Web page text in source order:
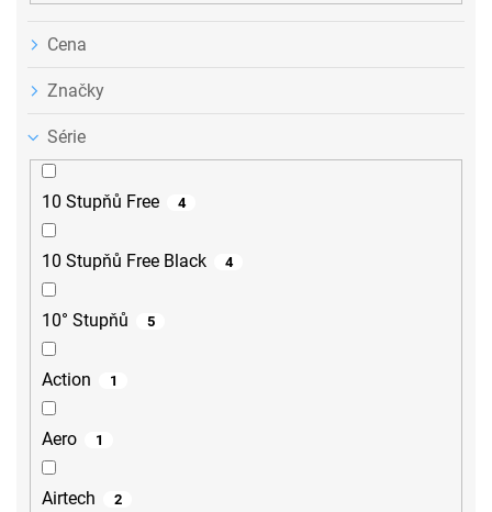
Cena
Značky
Série
10 Stupňů Free 4
10 Stupňů Free Black 4
10° Stupňů 5
Action 1
Aero 1
Airtech 2